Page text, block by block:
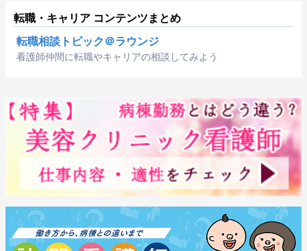
転職・キャリア コンテンツまとめ
転職相談トピック＠ラウンジ
看護師仲間に転職やキャリアの相談してみよう